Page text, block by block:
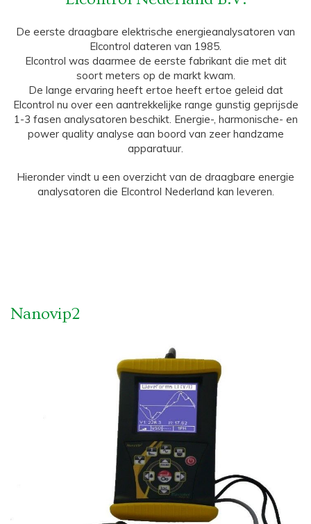
De eerste draagbare elektrische energieanalysatoren van
Elcontrol dateren van 1985.
Elcontrol was daarmee de eerste fabrikant die met dit
soort meters op de markt kwam.
De lange ervaring heeft ertoe heeft ertoe geleid dat
Elcontrol nu over een aantrekkelijke range gunstig geprijsde
1-3 fasen analysatoren beschikt. Energie-, harmonische- en
power quality analyse aan boord van zeer handzame
apparatuur.
Hieronder vindt u een overzicht van de draagbare energie
analysatoren die Elcontrol Nederland kan leveren.
Nanovip2